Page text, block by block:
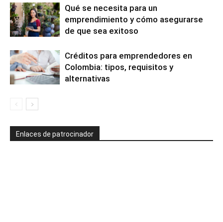
Qué se necesita para un
emprendimiento y cómo asegurarse
de que sea exitoso
Créditos para emprendedores en
Colombia: tipos, requisitos y
alternativas
Enlaces de patrocinador